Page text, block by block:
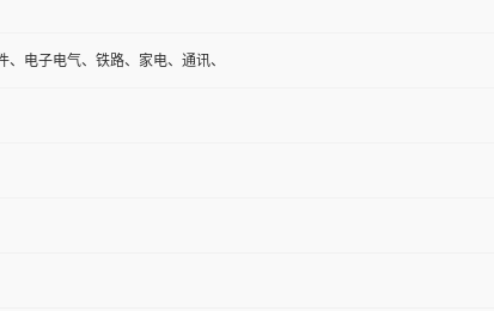
电子电气、铁路、家电、通讯、